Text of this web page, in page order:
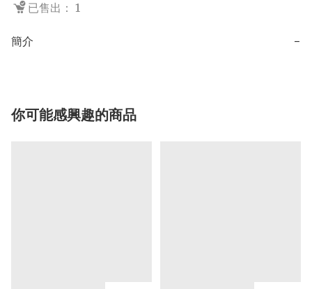
已售出： 1
簡介 −
你可能感興趣的商品